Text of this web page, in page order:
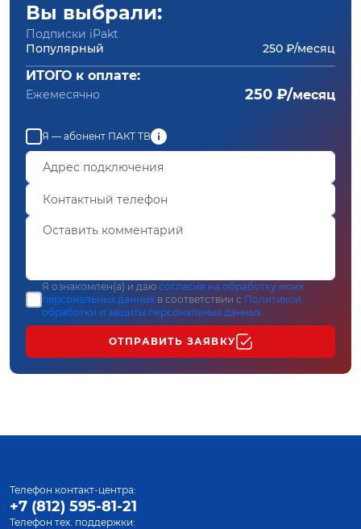
Вы выбрали:
Подписки iPakt
Популярный
250 ₽/месяц
ИТОГО к оплате:
Ежемесячно 250 ₽/месяц
Я — абонент ПАКТ ТВ
Я ознакомлен(а) и даю согласие на обработку моих
персональных данных в соответствии с Политикой
обработки и защиты персональных данных
ОТПРАВИТЬ ЗАЯВКУ
Телефон контакт-центра:
+7 (812) 595-81-21
Телефон тех. поддержки: